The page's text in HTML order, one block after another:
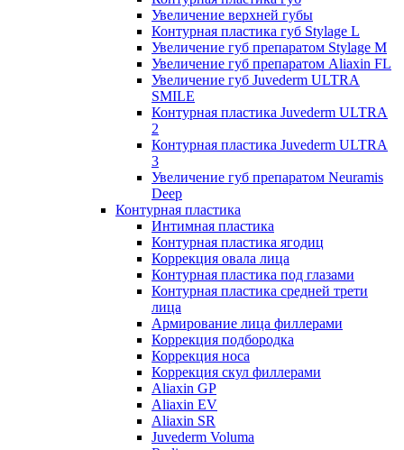
Увеличение верхней губы
Контурная пластика губ Stylage L
Увеличение губ препаратом Stylage M
Увеличение губ препаратом Aliaxin FL
Увеличение губ Juvederm ULTRA
SMILE
Контурная пластика Juvederm ULTRA
2
Контурная пластика Juvederm ULTRA
3
Увеличение губ препаратом Neuramis
Deep
Контурная пластика
Интимная пластика
Контурная пластика ягодиц
Коррекция овала лица
Контурная пластика под глазами
Контурная пластика средней трети
лица
Армирование лица филлерами
Коррекция подбородка
Коррекция носа
Коррекция скул филлерами
Aliaxin GP
Aliaxin EV
Aliaxin SR
Juvederm Voluma